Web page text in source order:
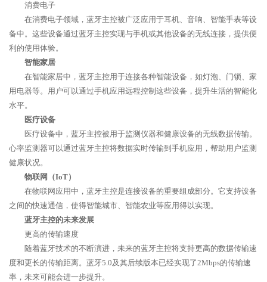
消费电子
在消费电子领域，蓝牙主控被广泛应用于耳机、音响、智能手表等设
备中。这些设备通过蓝牙主控实现与手机或其他设备的无线连接，提供便
利的使用体验。
智能家居
在智能家居中，蓝牙主控用于连接各种智能设备，如灯泡、门锁、家
用电器等。用户可以通过手机应用远程控制这些设备，提升生活的智能化
水平。
医疗设备
医疗设备中，蓝牙主控被用于监测仪器和健康设备的无线数据传输。
心率监测器可以通过蓝牙主控将数据实时传输到手机应用，帮助用户监测
健康状况。
物联网（IoT）
在物联网应用中，蓝牙主控是连接设备的重要组成部分。它支持设备
之间的快速通信，使得智能城市、智能农业等应用得以实现。
蓝牙主控的未来发展
更高的传输速度
随着蓝牙技术的不断演进，未来的蓝牙主控将支持更高的数据传输速
度和更长的传输距离。蓝牙5.0及其后续版本已经实现了2Mbps的传输速
率，未来可能会进一步提升。